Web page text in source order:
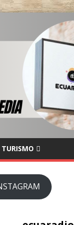
TURISMO